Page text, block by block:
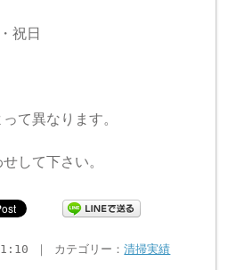
祝日
て異なります。
して下さい。
｜ カテゴリー：清掃実績